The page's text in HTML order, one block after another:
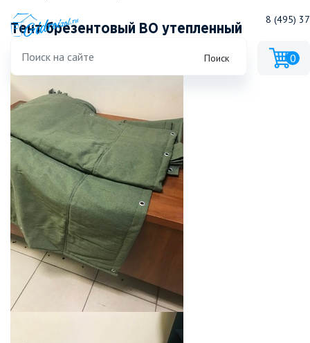
8 (495)
Поиск 0
Тент брезентовый ВО утепленный